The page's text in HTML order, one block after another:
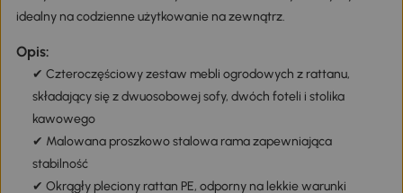
idealny na codzienne użytkowanie na zewnątrz.
Opis:
✔ Czteroczęściowy zestaw mebli ogrodowych z rattanu,
składający się z dwuosobowej sofy, dwóch foteli i stolika
kawowego
✔ Malowana proszkowo stalowa rama zapewniająca
stabilność
✔ Okrągły pleciony rattan PE, odporny na lekkie warunki